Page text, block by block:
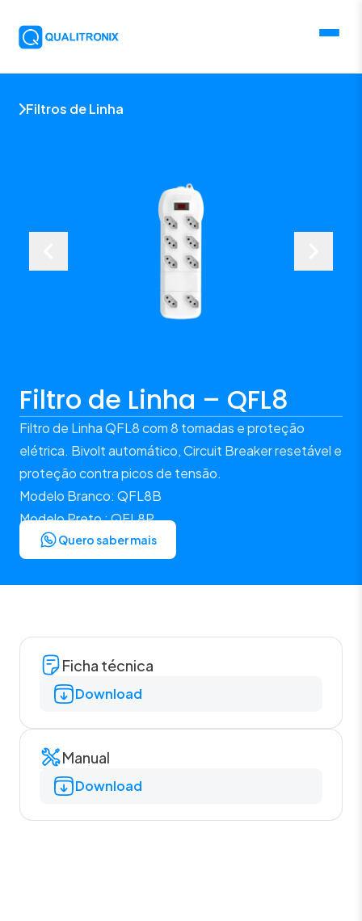
Filtros de Linha
Filtro de Linha – QFL8
Filtro de Linha QFL8 com 8 tomadas e proteção
elétrica. Bivolt automático, Circuit Breaker resetável e
proteção contra picos de tensão.
Modelo Branco: QFL8B
Modelo Preto : QFL8P
Quero saber mais
Ficha técnica
Download
Manual
Download